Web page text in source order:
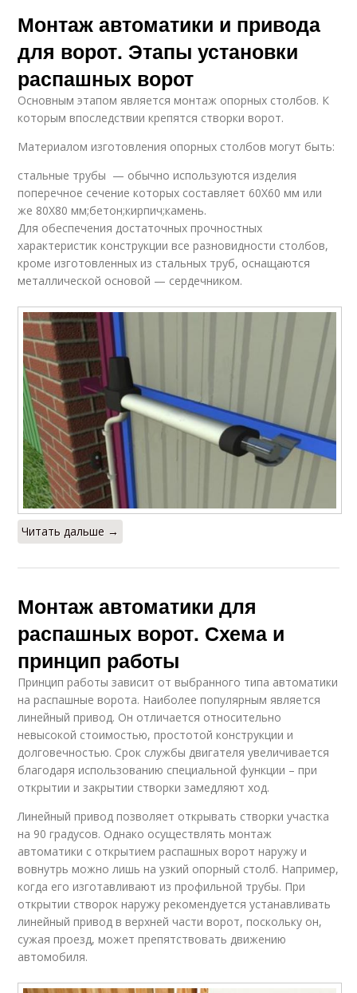
Монтаж автоматики и привода
для ворот. Этапы установки
распашных ворот
Основным этапом является монтаж опорных столбов. К
которым впоследствии крепятся створки ворот.
Материалом изготовления опорных столбов могут быть:
стальные трубы — обычно используются изделия
поперечное сечение которых составляет 60Х60 мм или
же 80Х80 мм;бетон;кирпич;камень.
Для обеспечения достаточных прочностных
характеристик конструкции все разновидности столбов,
кроме изготовленных из стальных труб, оснащаются
металлической основой — сердечником.
Читать дальше →
Монтаж автоматики для
распашных ворот. Схема и
принцип работы
Принцип работы зависит от выбранного типа автоматики
на распашные ворота. Наиболее популярным является
линейный привод. Он отличается относительно
невысокой стоимостью, простотой конструкции и
долговечностью. Срок службы двигателя увеличивается
благодаря использованию специальной функции – при
открытии и закрытии створки замедляют ход.
Линейный привод позволяет открывать створки участка
на 90 градусов. Однако осуществлять монтаж
автоматики с открытием распашных ворот наружу и
вовнутрь можно лишь на узкий опорный столб. Например,
когда его изготавливают из профильной трубы. При
открытии створок наружу рекомендуется устанавливать
линейный привод в верхней части ворот, поскольку он,
сужая проезд, может препятствовать движению
автомобиля.